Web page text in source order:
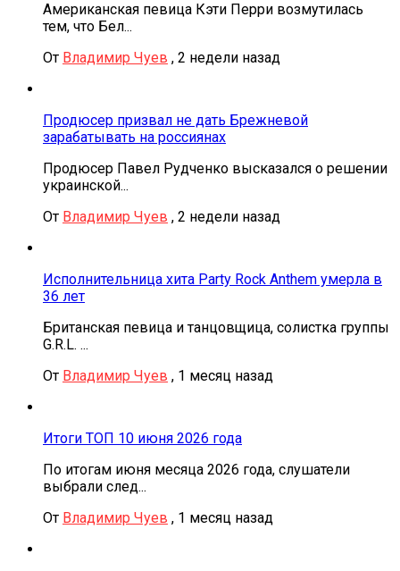
Американская певица Кэти Перри возмутилась
тем, что Бел...
От Владимир Чуев , 2 недели назад
Продюсер призвал не дать Брежневой
зарабатывать на россиянах
Продюсер Павел Рудченко высказался о решении
украинской...
От Владимир Чуев , 2 недели назад
Исполнительница хита Party Rock Anthem умерла в
36 лет
Британская певица и танцовщица, солистка группы
G.R.L. ...
От Владимир Чуев , 1 месяц назад
Итоги ТОП 10 июня 2026 года
По итогам июня месяца 2026 года, слушатели
выбрали след...
От Владимир Чуев , 1 месяц назад